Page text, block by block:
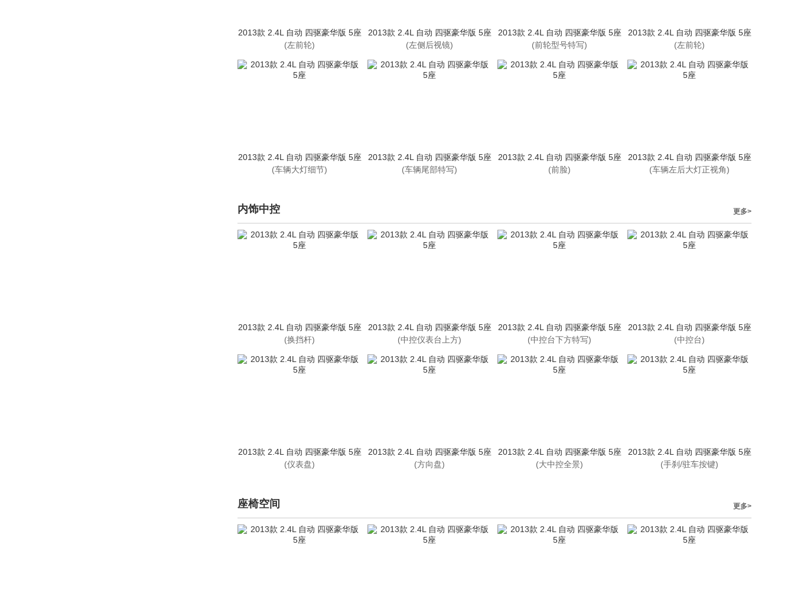
2013款 2.4L 自动 四驱豪华版 5座
(左前轮)
2013款 2.4L 自动 四驱豪华版 5座
(左侧后视镜)
2013款 2.4L 自动 四驱豪华版 5座
(前轮型号特写)
2013款 2.4L 自动 四驱豪华版 5座
(左前轮)
2013款 2.4L 自动 四驱豪华版 5座
(车辆大灯细节)
2013款 2.4L 自动 四驱豪华版 5座
(车辆尾部特写)
2013款 2.4L 自动 四驱豪华版 5座
(前脸)
2013款 2.4L 自动 四驱豪华版 5座
(车辆左后大灯正视角)
内饰中控 更多>
2013款 2.4L 自动 四驱豪华版 5座
(换挡杆)
2013款 2.4L 自动 四驱豪华版 5座
(中控仪表台上方)
2013款 2.4L 自动 四驱豪华版 5座
(中控台下方特写)
2013款 2.4L 自动 四驱豪华版 5座
(中控台)
2013款 2.4L 自动 四驱豪华版 5座
(仪表盘)
2013款 2.4L 自动 四驱豪华版 5座
(方向盘)
2013款 2.4L 自动 四驱豪华版 5座
(大中控全景)
2013款 2.4L 自动 四驱豪华版 5座
(手刹/驻车按键)
座椅空间 更多>